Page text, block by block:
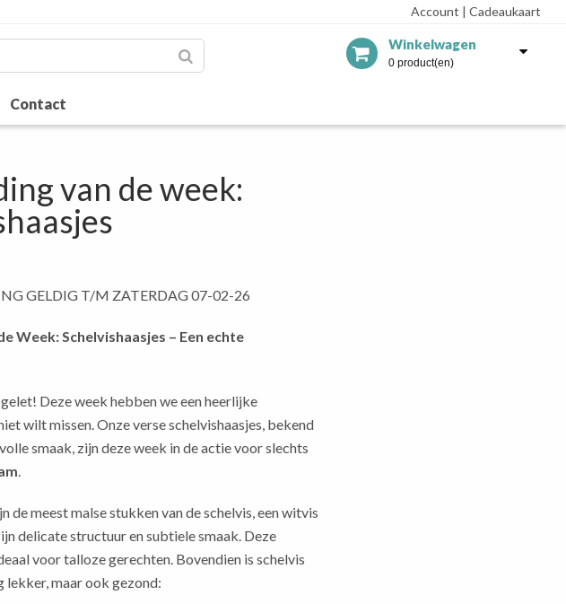
Account | Cadeaukaart
Winkelwagen
0 product(en)
Contact
van de week:
GELDIG T/M ZATERDAG 07-02-26
Week: Schelvishaasjes – Een echte
Deze week hebben we een heerlijke
wilt missen. Onze verse schelvishaasjes, bekend
smaak, zijn deze week in de actie voor slechts
.
de meest malse stukken van de schelvis, een witvis
delicate structuur en subtiele smaak. Deze
voor talloze gerechten. Bovendien is schelvis
lekker, maar ook gezond: